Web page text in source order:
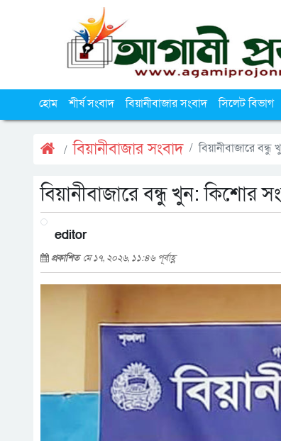
হোম শীর্ষ সংবাদ বিয়ানীবাজার সংবাদ সিলেট বিভাগ
বিয়ানীবাজার সংবাদ বিয়ানীবাজারে
বিয়ানীবাজারে বন্ধু খুন: কিশোর
editor
প্রকাশিত মে ১৭, ২০২৬, ১১:৪৬ পূর্বাহ্ণ